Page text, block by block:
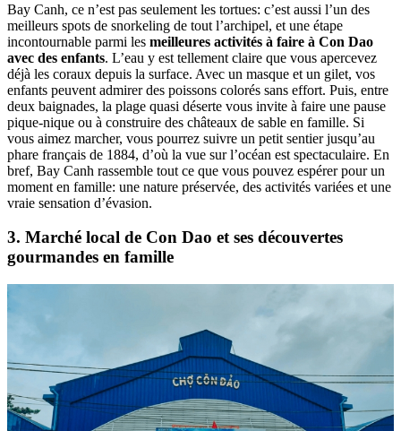
Bay Canh, ce n’est pas seulement les tortues: c’est aussi l’un des
meilleurs spots de snorkeling de tout l’archipel, et une étape
incontournable parmi les meilleures activités à faire à Con Dao
avec des enfants. L’eau y est tellement claire que vous apercevez
déjà les coraux depuis la surface. Avec un masque et un gilet, vos
enfants peuvent admirer des poissons colorés sans effort. Puis, entre
deux baignades, la plage quasi déserte vous invite à faire une pause
pique-nique ou à construire des châteaux de sable en famille. Si
vous aimez marcher, vous pourrez suivre un petit sentier jusqu’au
phare français de 1884, d’où la vue sur l’océan est spectaculaire. En
bref, Bay Canh rassemble tout ce que vous pouvez espérer pour un
moment en famille: une nature préservée, des activités variées et une
vraie sensation d’évasion.
3. Marché local de Con Dao et ses découvertes
gourmandes en famille